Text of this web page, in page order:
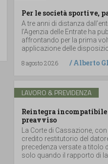
Per le società sportive,
A tre anni di distanza
l’Agenzia delle Entrate ha
affrontando per la prima
applicazione delle
8 agosto 2026
/Alberto
LAVORO & PREVIDENZA
Reintegra
preavviso
La Corte di Cassazione,
credito restitutorio del
precedenza versate a titolo
solo quando il rapporto di